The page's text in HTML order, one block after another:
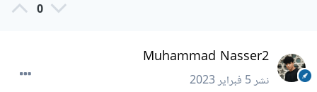
0
Muhammad Nasser2
نشر5 فبراير 2023